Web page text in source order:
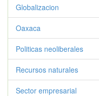
Globalizacion
Oaxaca
Politicas neoliberales
Recursos naturales
Sector empresarial